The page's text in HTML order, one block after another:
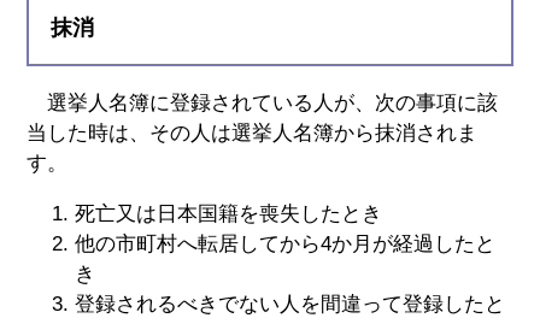
抹消
選挙人名簿に登録されている人が、次の事項に該
当した時は、その人は選挙人名簿から抹消されま
す。
死亡又は日本国籍を喪失したとき
他の市町村へ転居してから4か月が経過したと
き
登録されるべきでない人を間違って登録したと